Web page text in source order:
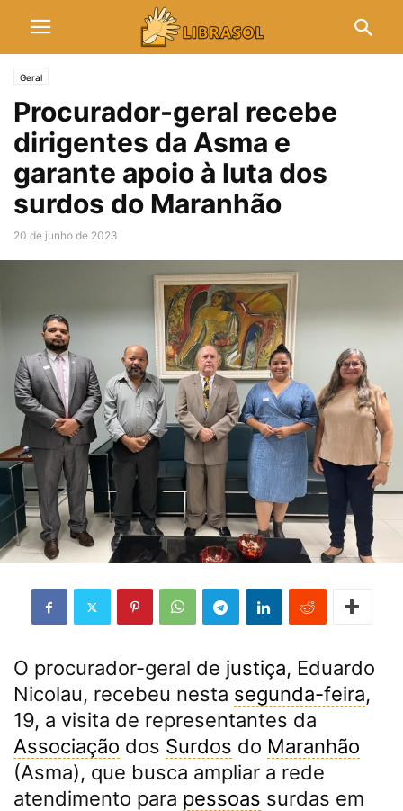
Geral
Procurador-geral recebe
dirigentes da Asma e
garante apoio à luta dos
surdos do Maranhão
20 de junho de 2023
O procurador-geral de justiça, Eduardo
Nicolau, recebeu nesta segunda-feira,
19, a visita de representantes da
Associação dos Surdos do Maranhão
(Asma), que busca ampliar a rede
atendimento para pessoas surdas em